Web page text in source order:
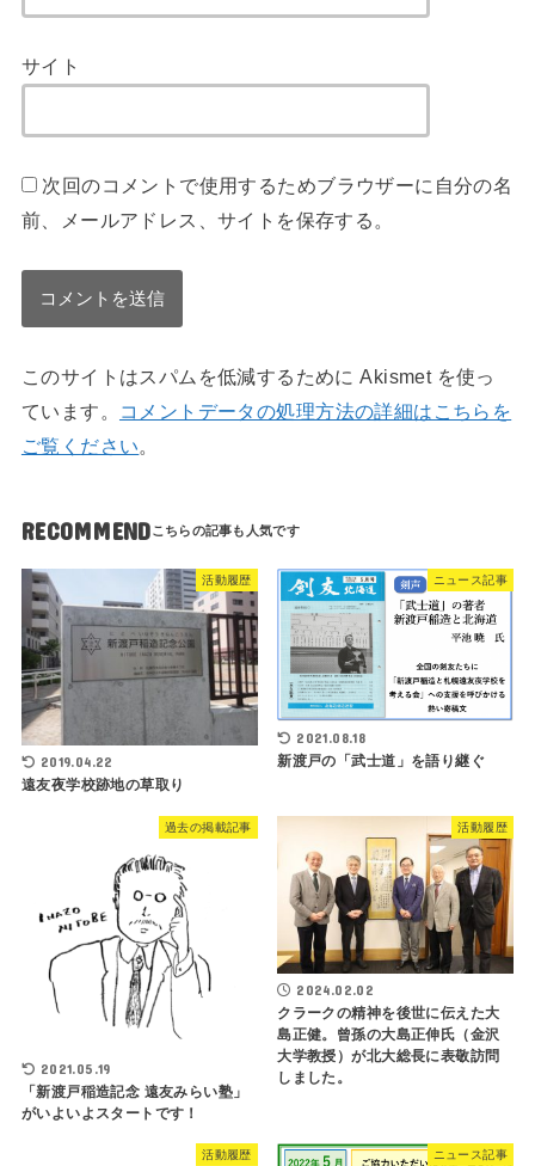
サイト
次回のコメントで使用するためブラウザーに自分の名
前、メールアドレス、サイトを保存する。
このサイトはスパムを低減するために Akismet を使っ
ています。
コメントデータの処理方法の詳細はこちらを
ご覧ください。
RECOMMEND
活動履歴
2019.04.22
遠友夜学校跡地の草取り
ニュース記事
2021.08.18
新渡戸の「武士道」を語り継ぐ
過去の掲載記事
2021.05.19
「新渡戸稲造記念 遠友みらい塾」
がいよいよスタートです！
活動履歴
2024.02.02
クラークの精神を後世に伝えた大
島正健。曾孫の大島正伸氏（金沢
大学教授）が北大総長に表敬訪問
しました。
活動履歴 ニュース記事